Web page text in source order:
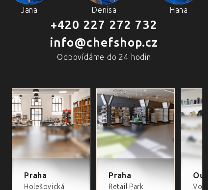
Jana Denisa Hana
+420 227 272 732
info@chefshop.cz
Odpovídáme do 24 hodin
Praha
Holešovická
Praha
Retail Park Volta